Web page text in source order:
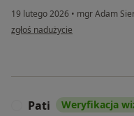
19 lutego 2026 • mgr Adam
w opinii użytkownika Damian
zgłoś nadużycie
Pati Weryfikacja